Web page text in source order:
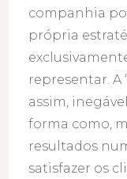
companhia
própria
representar. A
assim,
forma como,
resultados
satisfazer os